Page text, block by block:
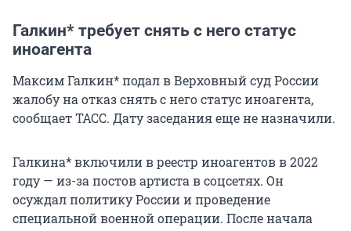
Галкин* требует снять с него статус
иноагента
Максим Галкин* подал в Верховный суд России
жалобу на отказ снять с него статус иноагента,
сообщает ТАСС. Дату заседания еще не назначили.
Галкина* включили в реестр иноагентов в 2022
году — из-за постов артиста в соцсетях. Он
осуждал политику России и проведение
специальной военной операции. После начала